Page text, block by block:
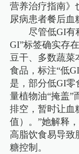
营养治疗指南》
尿病患者餐后血
尽管低GI有
GI”标签确实存
豆干、多数蔬菜
食品，标注“低
是，部分低GI零
量植物油“掩盖”
排空，暂时让血
值）。”她解释
高脂饮食易导致
糖控制。